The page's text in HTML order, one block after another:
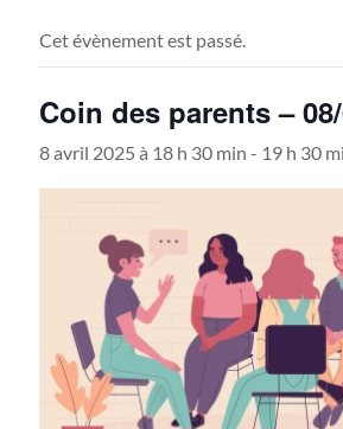
loisirCet évènement est passé.
Coin des parents –
8 avril 2025 à 18 h 30 min - 19 h 30